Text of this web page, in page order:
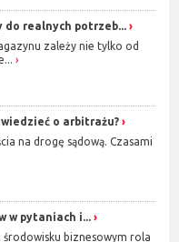
do realnych potrzeb...
zależy nie tylko od
o arbitrażu?
na drogę sądową. Czasami
w pytaniach i...
biznesowym rola